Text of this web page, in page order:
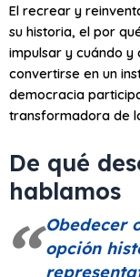
El recrear y
su historia, el por
impulsar y cuándo y
convertirse en un
democracia
transformadora de
De qué
hablamos
Obedecer
opción